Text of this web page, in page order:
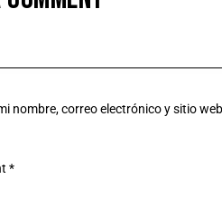
nombre, correo electrónico y sitio